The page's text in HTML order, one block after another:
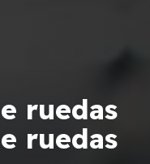
ruedas
ruedas